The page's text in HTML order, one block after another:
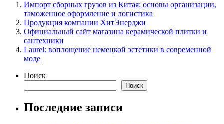
Импорт сборных грузов из Китая: основы организации,
таможенное оформление и логистика
Продукция компании ХитЭнерджи
Официальный сайт магазина керамической плитки и
сантехники
Laurel: воплощение немецкой эстетики в современной
моде
Поиск
Поиск
Последние записи